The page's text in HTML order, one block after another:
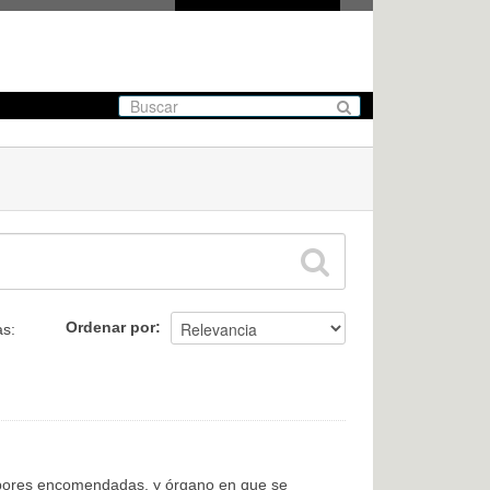
Ordenar por
encomendadas, y órgano en que se